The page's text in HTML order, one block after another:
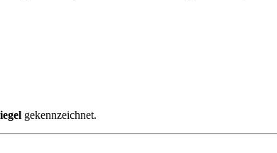
gekennzeichnet.